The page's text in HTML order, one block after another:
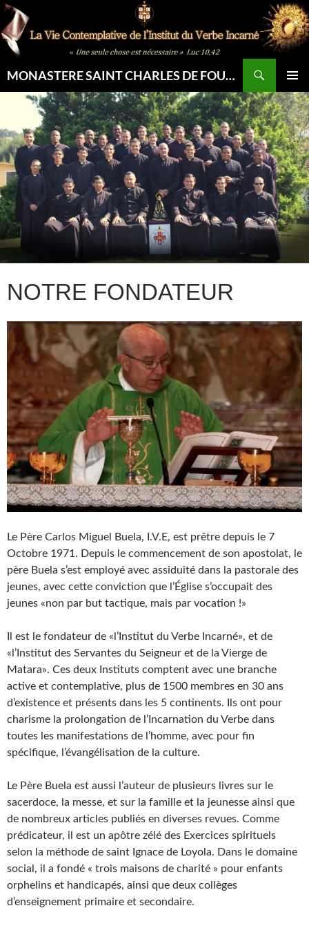
Aller
au
contenu
MONASTERE SAINT CHARLES DE FOUCAULD
MENU
NOTRE FONDATEUR
Le Père Carlos Miguel Buela, I.V.E, est prêtre depuis le 7
Octobre 1971. Depuis le commencement de son apostolat, le
père Buela s’est employé avec assiduité dans la pastorale des
jeunes, avec cette conviction que l’Église s’occupait des
jeunes «non par but tactique, mais par vocation !»
Il est le fondateur de «l’Institut du Verbe Incarné», et de
«l’Institut des Servantes du Seigneur et de la Vierge de
Matara». Ces deux Instituts comptent avec une branche
active et contemplative, plus de 1500 membres en 30 ans
d’existence et présents dans les 5 continents. Ils ont pour
charisme la prolongation de l’Incarnation du Verbe dans
toutes les manifestations de l’homme, avec pour fin
spécifique, l’évangélisation de la culture.
Le Père Buela est aussi l’auteur de plusieurs livres sur le
sacerdoce, la messe, et sur la famille et la jeunesse ainsi que
de nombreux articles publiés en diverses revues. Comme
prédicateur, il est un apôtre zélé des Exercices spirituels
selon la méthode de saint Ignace de Loyola. Dans le domaine
social, il a fondé « trois maisons de charité » pour enfants
orphelins et handicapés, ainsi que deux collèges
d’enseignement primaire et secondaire.